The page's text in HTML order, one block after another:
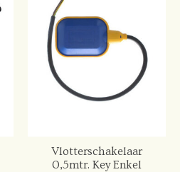
Vlotterschakelaar
0,5mtr. Key Enkel